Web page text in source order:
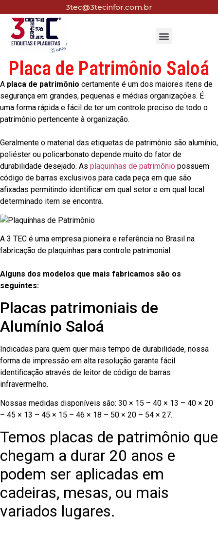
3tec@3tecinfor.com.br
Placa de Patrimônio Saloá
A placa de patrimônio certamente é um dos maiores itens de
segurança em grandes, pequenas e médias organizações. É
uma forma rápida e fácil de ter um controle preciso de todo o
patrimônio pertencente à organização.
Geralmente o material das etiquetas de patrimônio são alumínio,
poliéster ou policarbonato depende muito do fator de
durabilidade desejado. As plaquinhas de patrimônio possuem
código de barras exclusivos para cada peça em que são
afixadas permitindo identificar em qual setor e em qual local
determinado item se encontra.
A 3 TEC é uma empresa pioneira e referência no Brasil na
fabricação de plaquinhas para controle patrimonial.
Alguns dos modelos que mais fabricamos são os
seguintes:
Placas patrimoniais de
Alumínio Saloá
Indicadas para quem quer mais tempo de durabilidade, nossa
forma de impressão em alta resolução garante fácil
identificação através de leitor de código de barras
infravermelho.
Nossas medidas disponíveis são: 30 × 15 – 40 × 13 – 40 × 20
– 45 × 13 – 45 × 15 – 46 × 18 – 50 × 20 – 54 × 27.
Temos placas de patrimônio que
chegam a durar 20 anos e
podem ser aplicadas em
cadeiras, mesas, ou mais
variados lugares.